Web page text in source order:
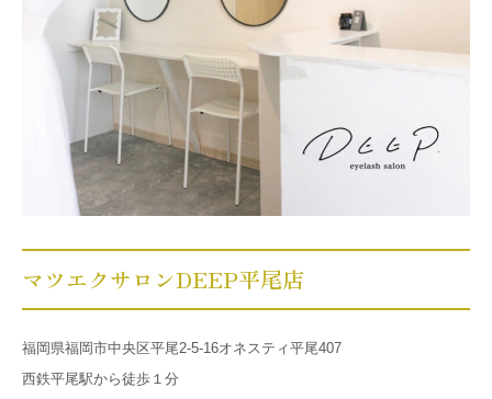
マツエクサロンDEEP平尾店
福岡県福岡市中央区平尾2-5-16オネスティ平尾407
西鉄平尾駅から徒歩１分